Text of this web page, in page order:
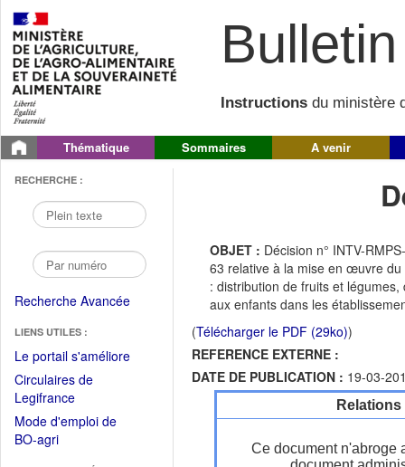
Instructions du ministère
Thématique Sommaires A venir
RECHERCHE :
Recherche Avancée
LIENS UTILES :
Le portail s'améliore(Fichier
Circulaires de
Legifrance(Ouvrir
dans
une
Mode d'emploi de
BO-agri(Ouvrir
OBJET : Décision n° INTV-
63 relative à la mise en œuvre du
: distribution de fruits et
aux enfants dans les
(Télécharger le PDF (29ko))
REFERENCE EXTERNE :
DATE DE PUBLICATION : 19-03-
Ce document n'abroge